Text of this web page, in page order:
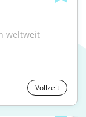
weltweit
Vollzeit